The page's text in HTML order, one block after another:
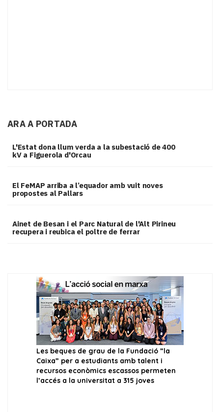
ARA A PORTADA
L'Estat dona llum verda a la subestació de 400
kV a Figuerola d'Orcau
El FeMAP arriba a l’equador amb vuit noves
propostes al Pallars
Ainet de Besan i el Parc Natural de l'Alt Pirineu
recupera i reubica el poltre de ferrar